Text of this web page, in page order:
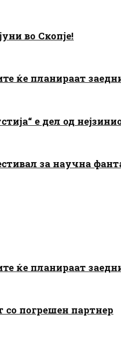
во Скопје!
ќе планираат
е дел од
за научна
ќе планираат
со погрешен партнер